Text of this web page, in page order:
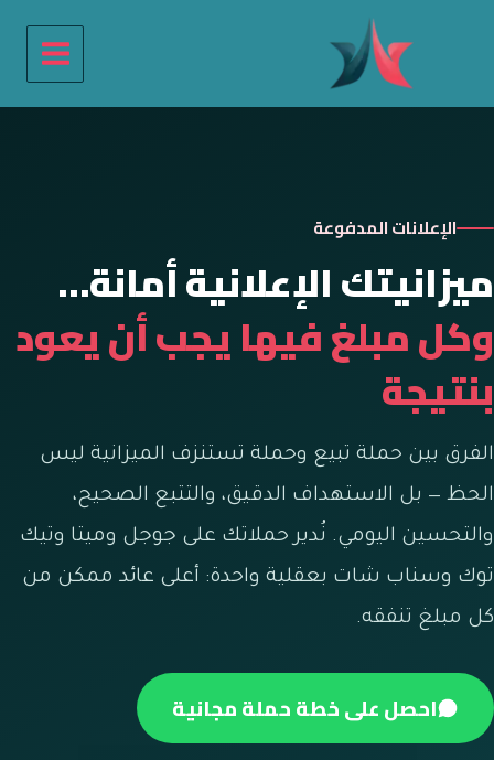
الإعلانات المدفوعة
ميزانيتك الإعلانية أمانة…
وكل مبلغ فيها يجب أن يعود
بنتيجة
الفرق بين حملة تبيع وحملة تستنزف الميزانية ليس
الحظ — بل الاستهداف الدقيق، والتتبع الصحيح،
والتحسين اليومي. نُدير حملاتك على جوجل وميتا وتيك
توك وسناب شات بعقلية واحدة: أعلى عائد ممكن من
كل مبلغ تنفقه.
احصل على خطة حملة مجانية